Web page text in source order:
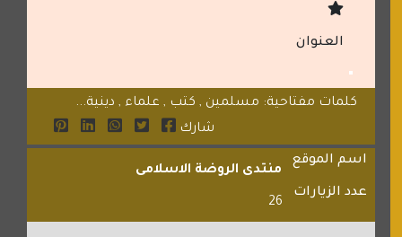
العنوان
كلمات مفتاحية: مسلمين , كتب , علماء , دينية...
شارك
اسم الموقع
منتدى الروضة الاسلامى
عدد الزيارات
26